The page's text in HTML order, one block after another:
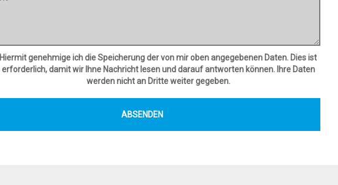
Hiermit genehmige ich die Speicherung der von mir oben angegebenen Daten. Dies ist
erforderlich, damit wir Ihne Nachricht lesen und darauf antworten können. Ihre Daten
werden nicht an Dritte weiter gegeben.